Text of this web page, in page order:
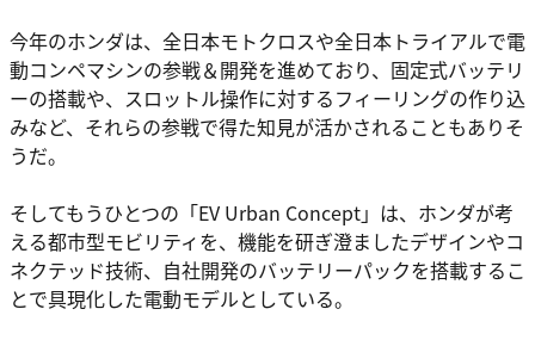
今年のホンダは、全日本モトクロスや全日本トライアルで電
動コンペマシンの参戦＆開発を進めており、固定式バッテリ
ーの搭載や、スロットル操作に対するフィーリングの作り込
みなど、それらの参戦で得た知見が活かされることもありそ
うだ。
そしてもうひとつの「EV Urban Concept」は、ホンダが考
える都市型モビリティを、機能を研ぎ澄ましたデザインやコ
ネクテッド技術、自社開発のバッテリーパックを搭載するこ
とで具現化した電動モデルとしている。